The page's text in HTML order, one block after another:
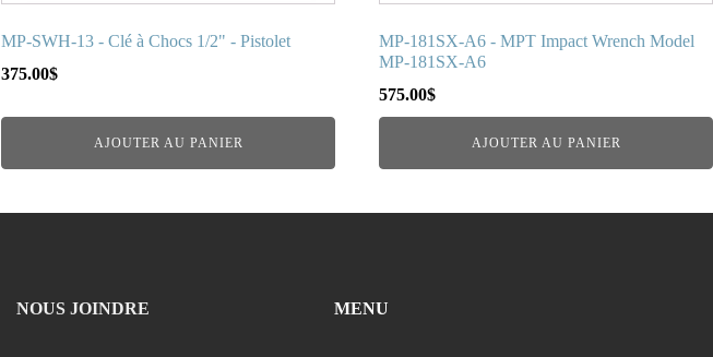
MP-SWH-13 - Clé à Chocs 1/2" - Pistolet
375.00$
AJOUTER AU PANIER
MP-181SX-A6 - MPT Impact Wrench Model
MP-181SX-A6
575.00$
AJOUTER AU PANIER
NOUS JOINDRE MENU